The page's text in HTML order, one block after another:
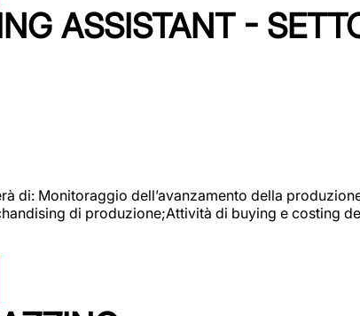
ASSISTANT -
di: Monitoraggio dell’avanzamento della
di produzione;Attività di buying e costing